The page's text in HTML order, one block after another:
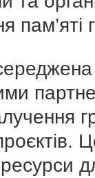
пам’яті